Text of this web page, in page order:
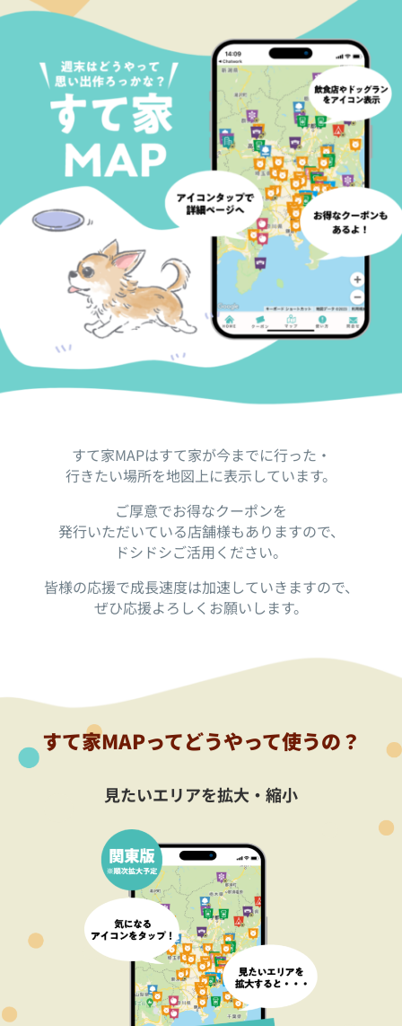
すて家MAPはすて家が今までに行った・
行きたい場所を地図上に表示しています。
ご厚意でお得なクーポンを
発行いただいている店舗様もありますので、
ドシドシご活用ください。
皆様の応援で成長速度は加速していきますので、
ぜひ応援よろしくお願いします。
すて家MAPってどうやって使うの？
見たいエリアを拡大・縮小